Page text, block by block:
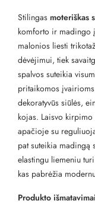
Stilingas moteriškas
komforto ir madingo
malonios liesti
dėvėjimui, tiek
spalvos suteikia
pritaikomos
dekoratyvūs siūlės,
kojas. Laisvo
apačioje su
pat suteikia madingą
elastingu liemeniu
kas pabrėžia
Produkto